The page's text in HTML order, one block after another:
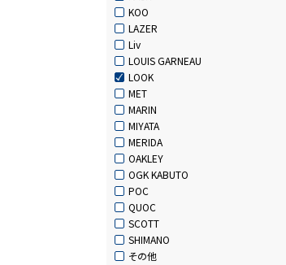
KOO
LAZER
Liv
LOUIS GARNEAU
LOOK
MET
MARIN
MIYATA
MERIDA
OAKLEY
OGK KABUTO
POC
QUOC
SCOTT
SHIMANO
その他